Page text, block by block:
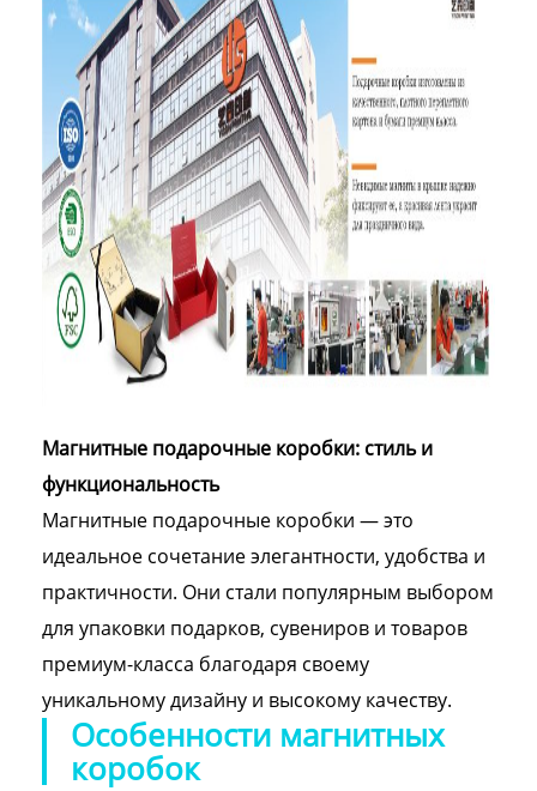
Магнитные подарочные коробки: стиль и
функциональность
Магнитные подарочные коробки — это
идеальное сочетание элегантности, удобства и
практичности. Они стали популярным выбором
для упаковки подарков, сувениров и товаров
премиум-класса благодаря своему
уникальному дизайну и высокому качеству.
Особенности магнитных
коробок